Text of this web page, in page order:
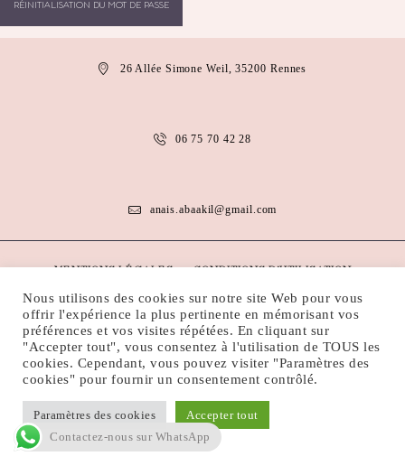
RÉINITIALISATION DU MOT DE PASSE
26 Allée Simone Weil, 35200 Rennes
06 75 70 42 28
anais.abaakil@gmail.com
POLITIQUE DE COOKIES POLITIQUE DE CONFIDENTIALITÉ
Droits d'auteur ©Web Artem FranceTous droits réservés.
Nous utilisons des cookies sur notre site Web pour vous
offrir l'expérience la plus pertinente en mémorisant vos
préférences et vos visites répétées. En cliquant sur
"Accepter tout", vous consentez à l'utilisation de TOUS les
cookies. Cependant, vous pouvez visiter "Paramètres des
cookies" pour fournir un consentement contrôlé.
Paramètres des cookies
Accepter tout
Contactez-nous sur WhatsApp